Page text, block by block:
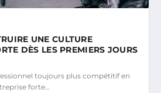
UNE CULTURE
DÈS LES PREMIERS JOURS
toujours plus compétitif en
forte…